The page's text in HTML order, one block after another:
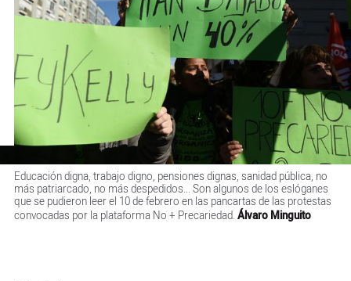
Educación digna, trabajo digno, pensiones dignas, sanidad pública, no
más patriarcado, no más despedidos... Son algunos de los eslóganes
que se pudieron leer el 10 de febrero en las pancartas de las protestas
convocadas por la plataforma No + Precariedad. Álvaro Minguito